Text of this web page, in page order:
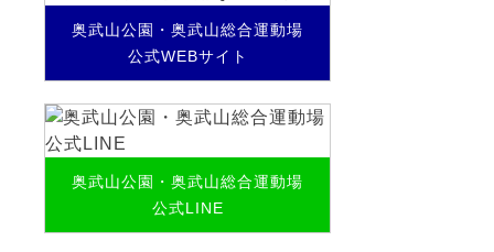
奥武山公園・奥武山総合運動場
公式WEBサイト
奥武山公園・奥武山総合運動場
公式LINE